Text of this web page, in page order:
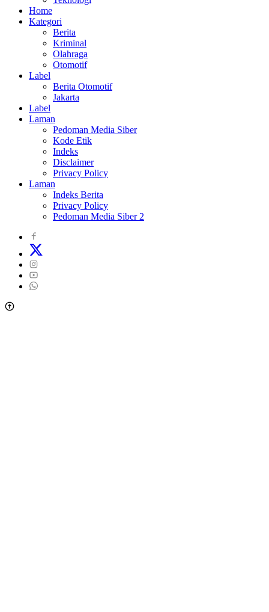
Home
Kategori
Berita
Kriminal
Olahraga
Otomotif
Label
Berita Otomotif
Jakarta
Label
Laman
Pedoman Media Siber
Kode Etik
Indeks
Disclaimer
Privacy Policy
Laman
Indeks Berita
Privacy Policy
Pedoman Media Siber 2